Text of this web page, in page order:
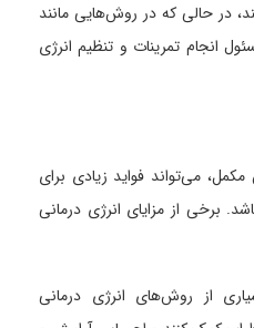
در حالی که در روش‌هایی مانند
انجام تمرینات و تنظیم انرژی
می‌تواند فواید زیادی برای
برخی از مزایای انرژی درمانی
از روش‌های انرژی درمانی